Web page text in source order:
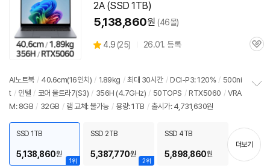
2A (SSD 1TB)
5,138,860원 (46몰)
별
4.9 (상
뷰
25) 26.01. 등록
관
AI노트북 / 40.6cm(16인치) / 1.89kg / 최대 30시간 / DCI-P3: 120% / 500ni
t / 인텔 / 코어 울트라7(S3) / 356H (4.7GHz) / 50TOPS / RTX5060 / VRA
M: 8GB / 32GB / 램 교체: 불가능 / 용량: 1TB / 출시가: 4,731,630원
기
1위
SSD 1TB
5,138,860원
2위
SSD 2TB
5,387,770원
SSD 4TB
5,898,860원
더보기